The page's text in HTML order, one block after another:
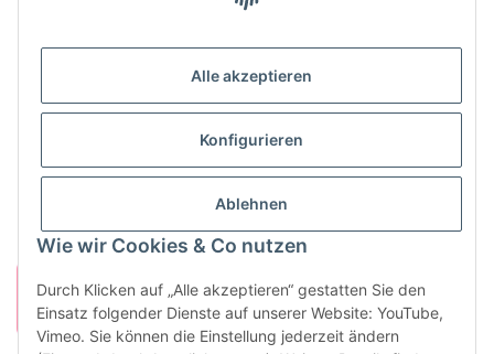
Alle akzeptieren
Konfigurieren
Ablehnen
Wie wir Cookies & Co nutzen
Durch Klicken auf „Alle akzeptieren“ gestatten Sie den
Einsatz folgender Dienste auf unserer Website: YouTube,
Vimeo. Sie können die Einstellung jederzeit ändern
Tel: (06825) 499-104
info@king-kao.de
Öffnungszeiten (Mo-Sa.) 9:00 - 19:00
Gesetzliche Informationen